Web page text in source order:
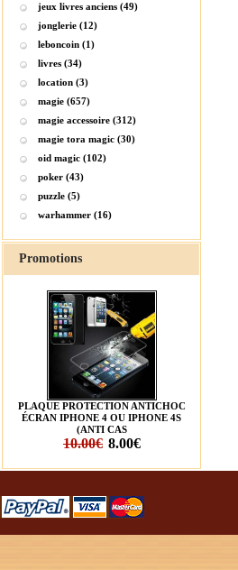
jeux livres anciens (49)
jonglerie (12)
leboncoin (1)
livres (34)
location (3)
magie (657)
magie accessoire (312)
magie tora magic (30)
oid magic (102)
poker (43)
puzzle (5)
warhammer (16)
Promotions
PLAQUE PROTECTION ANTICHOC
ÉCRAN IPHONE 4 OU IPHONE 4S
(ANTI CAS
10.00€ 8.00€